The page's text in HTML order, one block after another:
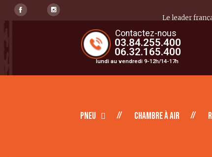
Le leader
Contactez-nous
03.84.255.400
06.32.165.400
lundi au vendredi 9-12h/14-17h
Pneu Chambre à air